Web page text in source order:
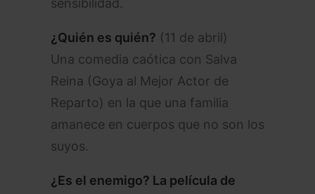
sensibilidad.
¿Quién es quién? (11 de abril)
Una comedia caótica con Salva
Reina (Goya al Mejor Actor de
Reparto) en la que una familia
amanece en cuerpos que no son los
suyos.
¿Es el enemigo? La película de